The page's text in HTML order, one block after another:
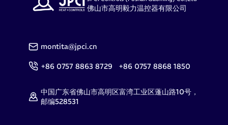
佛山市高明毅力温控器有限公司
montita@jpci.cn
+86 0757 8863 8729 +86 0757 8868 1850
中国广东省佛山市高明区富湾工业区蓬山路10号，
邮编528531